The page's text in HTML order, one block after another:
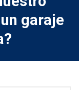
garaje